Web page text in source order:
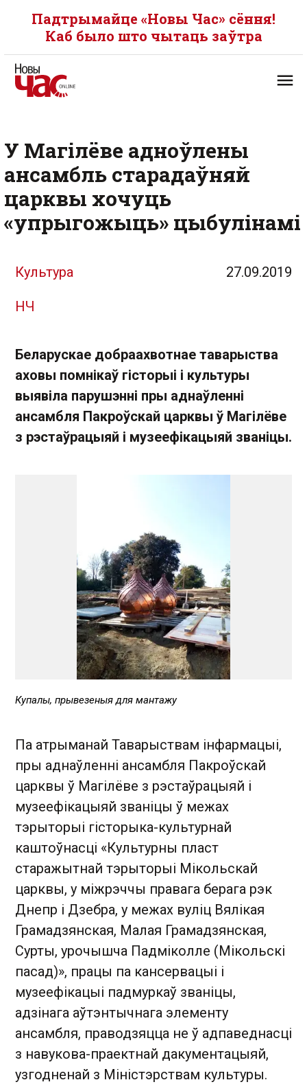
Падтрымайце «Новы Час» сёння!
Каб было што чытаць заўтра
У Магілёве адноўлены
ансамбль старадаўняй
царквы хочуць
«упрыгожыць» цыбулінамі
Культура 27.09.2019
НЧ
Беларускае добраахвотнае таварыства
аховы помнікаў гісторыі і культуры
выявіла парушэнні пры аднаўленні
ансамбля Пакроўскай царквы ў Магілёве
з рэстаўрацыяй і музеефікацыяй званіцы.
Купалы, прывезеныя для мантажу
Па атрыманай Таварыствам інфармацыі,
пры аднаўленні ансамбля Пакроўскай
царквы ў Магілёве з рэстаўрацыяй і
музеефікацыяй званіцы ў межах
тэрыторыі гісторыка-культурнай
каштоўнасці «Культурны пласт
старажытнай тэрыторыі Мікольскай
царквы, у міжрэччы правага берага рэк
Днепр і Дзебра, у межах вуліц Вялікая
Грамадзянская, Малая Грамадзянская,
Сурты, урочышча Падміколле (Мікольскі
пасад)», працы па кансервацыі і
музеефікацыі падмуркаў званіцы,
адзінага аўтэнтычнага элементу
ансамбля, праводзяцца не ў адпаведнасці
з навукова-праектнай дакументацыяй,
узгодненай з Міністэрствам культуры.